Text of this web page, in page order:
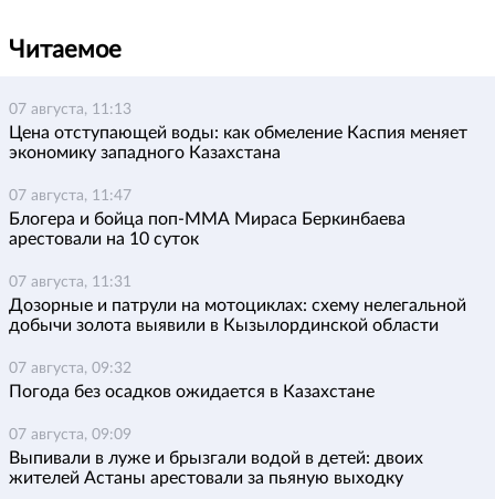
Читаемое
07 августа, 11:13
Цена отступающей воды: как обмеление Каспия меняет
экономику западного Казахстана
07 августа, 11:47
Блогера и бойца поп-ММА Мираса Беркинбаева
арестовали на 10 суток
07 августа, 11:31
Дозорные и патрули на мотоциклах: схему нелегальной
добычи золота выявили в Кызылординской области
07 августа, 09:32
Погода без осадков ожидается в Казахстане
07 августа, 09:09
Выпивали в луже и брызгали водой в детей: двоих
жителей Астаны арестовали за пьяную выходку